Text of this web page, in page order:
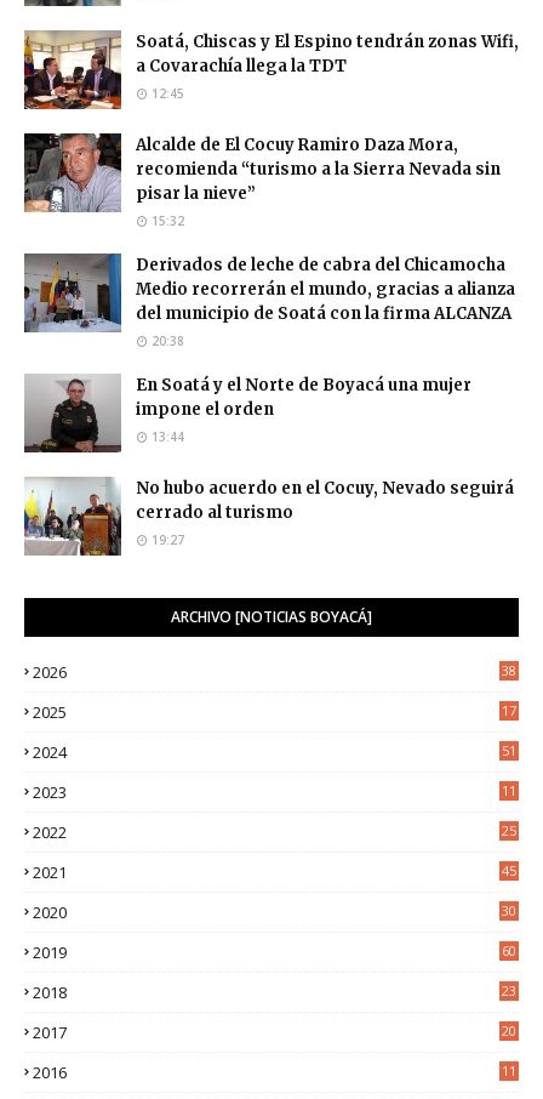
Soatá, Chiscas y El Espino tendrán zonas Wifi,
a Covarachía llega la TDT
12:45
Alcalde de El Cocuy Ramiro Daza Mora,
recomienda “turismo a la Sierra Nevada sin
pisar la nieve”
15:32
Derivados de leche de cabra del Chicamocha
Medio recorrerán el mundo, gracias a alianza
del municipio de Soatá con la firma ALCANZA
20:38
En Soatá y el Norte de Boyacá una mujer
impone el orden
13:44
No hubo acuerdo en el Cocuy, Nevado seguirá
cerrado al turismo
19:27
ARCHIVO [NOTICIAS BOYACÁ]
2026 38
2025
17
2024 51
2023
11
2022
25
2021
45
2020
30
2019 60
2018
23
2017
20
2016
11